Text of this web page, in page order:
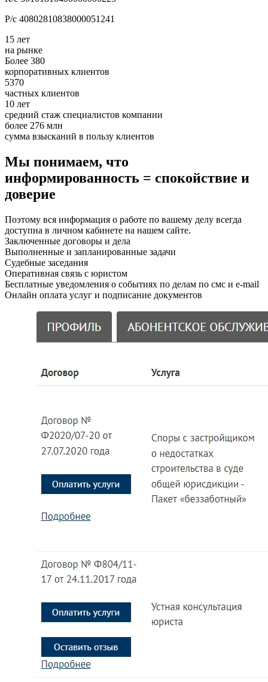
Р/с 40802810838000051241
15 лет
на рынке
Более 380
корпоративных клиентов
5370
частных клиентов
10 лет
средний стаж специалистов компании
более 276 млн
сумма взысканий в пользу клиентов
Мы понимаем, что
информированность = спокойствие и
доверие
Поэтому вся информация о работе по вашему делу всегда
доступна в личном кабинете на нашем сайте.
Заключенные договоры и дела
Выполненные и запланированные задачи
Судебные заседания
Оперативная связь с юристом
Бесплатные уведомления о событиях по делам по смс и e-mail
Онлайн оплата услуг и подписание документов